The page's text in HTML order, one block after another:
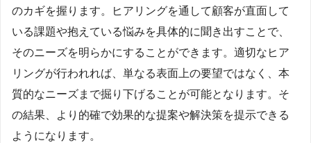
のカギを握ります。ヒアリングを通して顧客が直面して
いる課題や抱えている悩みを具体的に聞き出すことで、
そのニーズを明らかにすることができます。適切なヒア
リングが行われれば、単なる表面上の要望ではなく、本
質的なニーズまで掘り下げることが可能となります。そ
の結果、より的確で効果的な提案や解決策を提示できる
ようになります。